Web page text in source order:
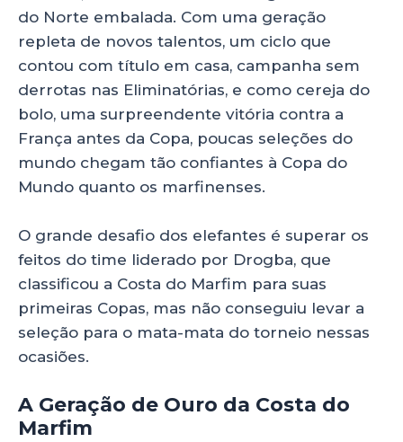
p
o
k
do Norte embalada. Com uma geração
repleta de novos talentos, um ciclo que
contou com título em casa, campanha sem
derrotas nas Eliminatórias, e como cereja do
bolo, uma surpreendente vitória contra a
França antes da Copa, poucas seleções do
mundo chegam tão confiantes à Copa do
Mundo quanto os marfinenses.
O grande desafio dos elefantes é superar os
feitos do time liderado por Drogba, que
classificou a Costa do Marfim para suas
primeiras Copas, mas não conseguiu levar a
seleção para o mata-mata do torneio nessas
ocasiões.
A Geração de Ouro da Costa do
Marfim